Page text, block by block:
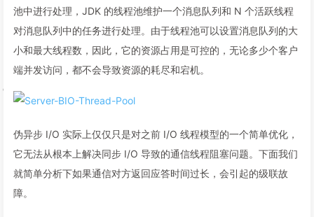
池中进行处理，JDK 的线程池维护一个消息队列和 N 个活跃线程
对消息队列中的任务进行处理。由于线程池可以设置消息队列的大
小和最大线程数，因此，它的资源占用是可控的，无论多少个客户
端并发访问，都不会导致资源的耗尽和宕机。
伪异步 I/O 实际上仅仅只是对之前 I/O 线程模型的一个简单优化，
它无法从根本上解决同步 I/O 导致的通信线程阻塞问题。下面我们
就简单分析下如果通信对方返回应答时间过长，会引起的级联故
障。